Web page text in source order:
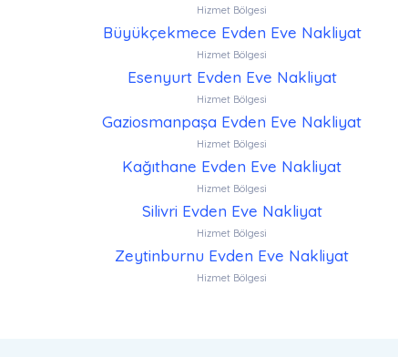
Hizmet Bölgesi
Büyükçekmece Evden Eve Nakliyat
Hizmet Bölgesi
Esenyurt Evden Eve Nakliyat
Hizmet Bölgesi
Gaziosmanpaşa Evden Eve Nakliyat
Hizmet Bölgesi
Kağıthane Evden Eve Nakliyat
Hizmet Bölgesi
Silivri Evden Eve Nakliyat
Hizmet Bölgesi
Zeytinburnu Evden Eve Nakliyat
Hizmet Bölgesi